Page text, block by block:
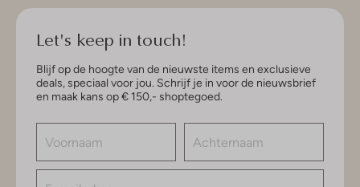
Let's keep in touch!
Blijf op de hoogte van de nieuwste items en exclusieve
deals, speciaal voor jou. Schrijf je in voor de nieuwsbrief
en maak kans op € 150,- shoptegoed.